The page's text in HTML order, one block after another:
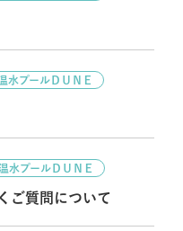
水プールＤＵＮＥ
水プールＤＵＮＥ
ご質問について